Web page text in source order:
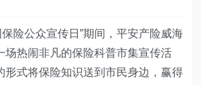
险公众宣传日”期间，平安产险威海
场热闹非凡的保险科普市集宣传活
形式将保险知识送到市民身边，赢得